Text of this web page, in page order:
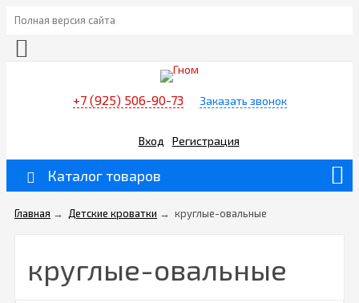
Полная версия сайта
+7 (925) 506-90-73 Заказать звонок
Вход Регистрация
Каталог товаров
Главная → Детские кроватки → круглые-овальные
круглые-овальные